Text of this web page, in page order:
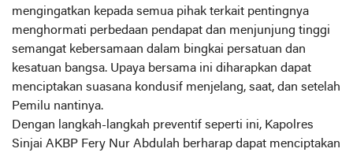
mengingatkan kepada semua pihak terkait pentingnya
menghormati perbedaan pendapat dan menjunjung tinggi
semangat kebersamaan dalam bingkai persatuan dan
kesatuan bangsa. Upaya bersama ini diharapkan dapat
menciptakan suasana kondusif menjelang, saat, dan setelah
Pemilu nantinya.
Dengan langkah-langkah preventif seperti ini, Kapolres
Sinjai AKBP Fery Nur Abdulah berharap dapat menciptakan